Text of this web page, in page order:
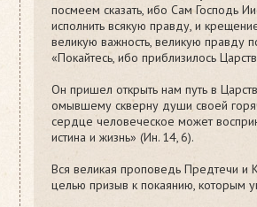
посмеем сказать, ибо Сам Господь
исполнить всякую правду, и
великую важность, великую правду
«Покайтесь, ибо приблизилось
Он пришел открыть нам путь в
омывшему скверну души своей
сердце человеческое может
истина и жизнь» (Ин. 14, 6).
Вся великая проповедь Предтечи и
целью призыв к покаянию, которым